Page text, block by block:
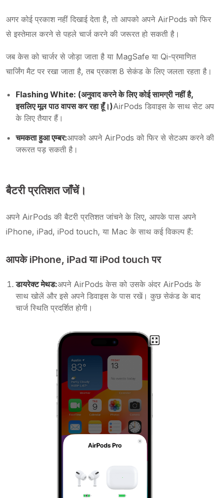
अगर कोई प्रकाश नहीं दिखाई देता है, तो आपको अपने AirPods को फिर
से इस्तेमाल करने से पहले चार्ज करने की जरूरत हो सकती है।
जब केस को चार्जर से जोड़ा जाता है या MagSafe या Qi-प्रमाणित
चार्जिंग मैट पर रखा जाता है, तब प्रकाश 8 सेकंड के लिए जलता रहता है।
Flashing White: (अनुवाद करने के लिए कोई सामग्री नहीं है,
इसलिए मूल पाठ वापस कर रहा हूँ।)AirPods डिवाइस के साथ सेट अप
के लिए तैयार हैं।
चमकता हुआ एम्बर:आपको अपने AirPods को फिर से सेटअप करने की
जरूरत पड़ सकती है।
बैटरी प्रतिशत जाँचें।
अपने AirPods की बैटरी प्रतिशत जांचने के लिए, आपके पास अपने
iPhone, iPad, iPod touch, या Mac के साथ कई विकल्प हैं:
आपके iPhone, iPad या iPod touch पर
डायरेक्ट मेथड:अपने AirPods केस को उसके अंदर AirPods के
साथ खोलें और इसे अपने डिवाइस के पास रखें। कुछ सेकंड के बाद
चार्ज स्थिति प्रदर्शित होगी।